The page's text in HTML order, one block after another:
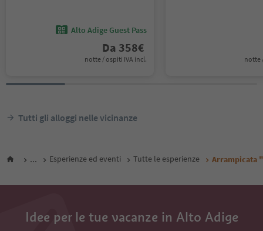
Alto Adige Guest Pass
Da 358€
notte / ospiti IVA incl. notte
Tutti gli alloggi nelle vicinanze
... Esperienze ed eventi Tutte le esperienze Arrampicata
Idee per le tue vacanze in Alto Adige